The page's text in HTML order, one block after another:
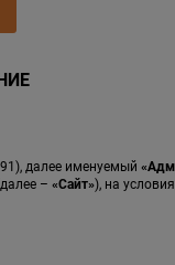
далее именуемый
– «Сайт»), на